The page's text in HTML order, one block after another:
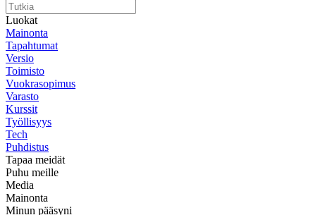
Luokat
Mainonta
Tapahtumat
Versio
Toimisto
Vuokrasopimus
Varasto
Kurssit
Työllisyys
Tech
Puhdistus
Tapaa meidät
Puhu meille
Media
Mainonta
Minun pääsyni